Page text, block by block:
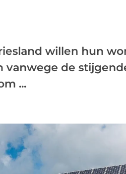
willen hun
vanwege de
...